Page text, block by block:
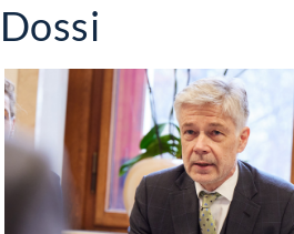
Dossi